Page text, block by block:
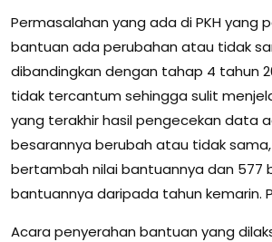
Permasalahan yang ada di PKH yang
bantuan ada perubahan atau tidak
dibandingkan dengan tahap 4 tahun
tidak tercantum sehingga sulit
yang terakhir hasil pengecekan data
besarannya berubah atau tidak sama,
bertambah nilai bantuannya dan 577
bantuannya daripada tahun kemarin.
Acara penyerahan bantuan yang